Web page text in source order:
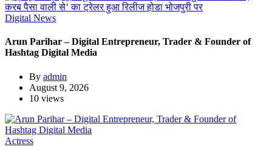
Digital News
Arun Parihar – Digital Entrepreneur, Trader & Founder of
Hashtag Digital Media
By admin
August 9, 2026
10 views
Actress